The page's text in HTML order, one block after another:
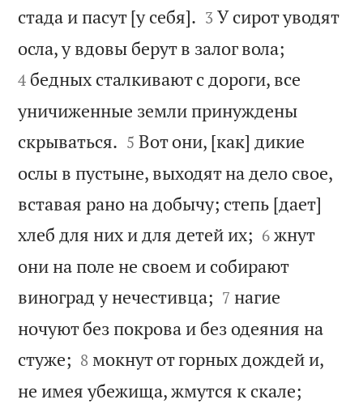
стада и пасут [у себя]. 

3 У сирот уводят
осла, у вдовы берут в залог вола;
4 бедных сталкивают с дороги, все
уничиженные земли принуждены
скрываться. 

5 Вот они, [как] дикие
ослы в пустыне, выходят на дело свое,
вставая рано на добычу; степь [дает]
хлеб для них и для детей их; 

6 жнут
они на поле не своем и собирают
виноград у нечестивца; 

7 нагие
ночуют без покрова и без одеяния на
стуже; 

8 мокнут от горных дождей и,
не имея убежища, жмутся к скале;